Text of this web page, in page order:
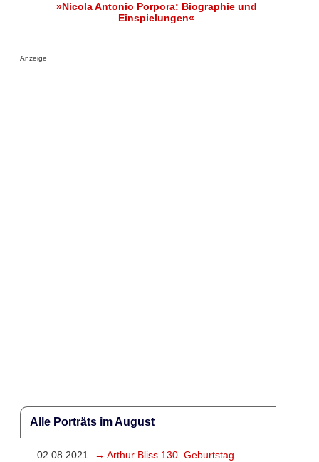
»Nicola Antonio Porpora: Biographie und
Einspielungen«
Anzeige
Alle Porträts im August
02.08.2021
→ Arthur Bliss 130. Geburtstag